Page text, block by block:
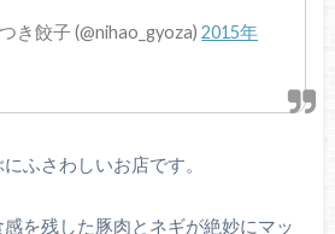
き餃子 (@nihao_gyoza)2015年
ふさわしいお店です。
を残した豚肉とネギが絶妙にマッ